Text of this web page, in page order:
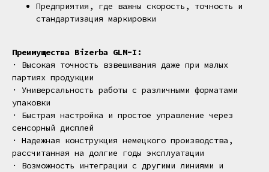
Предприятия, где важны скорость, точность и
стандартизация маркировки
Преимущества Bizerba GLM-I:
· Высокая точность взвешивания даже при малых
партиях продукции
· Универсальность работы с различными форматами
упаковки
· Быстрая настройка и простое управление через
сенсорный дисплей
· Надежная конструкция немецкого производства,
рассчитанная на долгие годы эксплуатации
· Возможность интеграции с другими линиями и